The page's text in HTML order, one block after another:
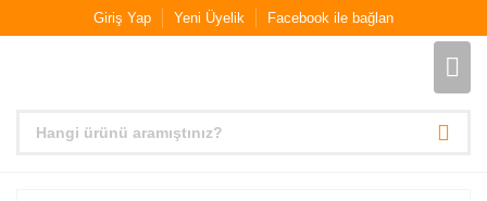
Giriş Yap Yeni Üyelik Facebook ile bağlan